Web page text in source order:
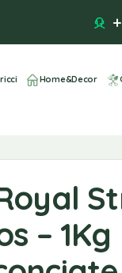
Home&Decor
– 1Kg